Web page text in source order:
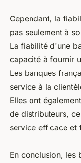
Cependant, la
pas seulement à
La fiabilité d'une
capacité à fournir
Les banques
service à la
Elles ont
de distributeurs,
service efficace et
En conclusion, les